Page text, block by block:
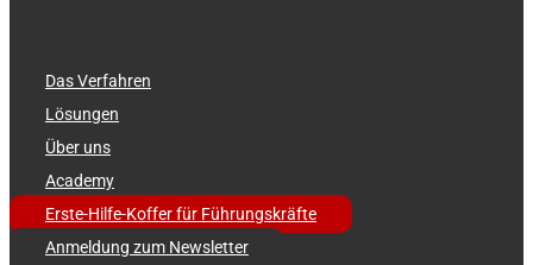
Das Verfahren
Lösungen
Über uns
Academy
Erste-Hilfe-Koffer für Führungskräfte
Anmeldung zum Newsletter